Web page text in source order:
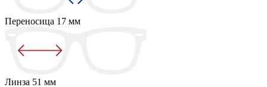
Переносица 17 мм
Линза 51 мм